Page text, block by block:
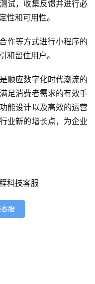
试，收集反馈并进行必
性和可用性。
作等方式进行小程序的
和留住用户。
顺应数字化时代潮流的
足消费者需求的有效手
能设计以及高效的运营
业新的增长点，为企业
科技客服
服